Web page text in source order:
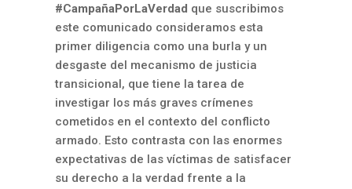
#CampañaPorLaVerdad que suscribimos
este comunicado consideramos esta
primer diligencia como una burla y un
desgaste del mecanismo de justicia
transicional, que tiene la tarea de
investigar los más graves crímenes
cometidos en el contexto del conflicto
armado. Esto contrasta con las enormes
expectativas de las víctimas de satisfacer
su derecho a la verdad frente a la